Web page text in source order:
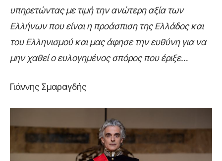
υπηρετώντας με τιμή την ανώτερη αξία των
Ελλήνων που είναι η προάσπιση της Ελλάδος και
του Ελληνισμού και μας άφησε την ευθύνη για να
μην χαθεί ο ευλογημένος σπόρος που έριξε…
Γιάννης Σμαραγδής